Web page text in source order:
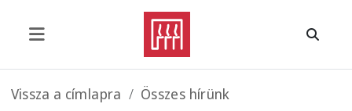
Morzsa
Vissza a címlapra Összes hírünk